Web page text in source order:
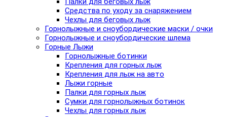
Средства по уходу за снаряжением
Чехлы для беговых лыж
Горнолыжные и сноубордические маски / очки
Горнолыжные и сноубордические шлема
Горные Лыжи
Горнолыжные ботинки
Крепления для горных лыж
Крепления для лыж на авто
Лыжи горные
Палки для горных лыж
Сумки для горнолыжных ботинок
Чехлы для горных лыж